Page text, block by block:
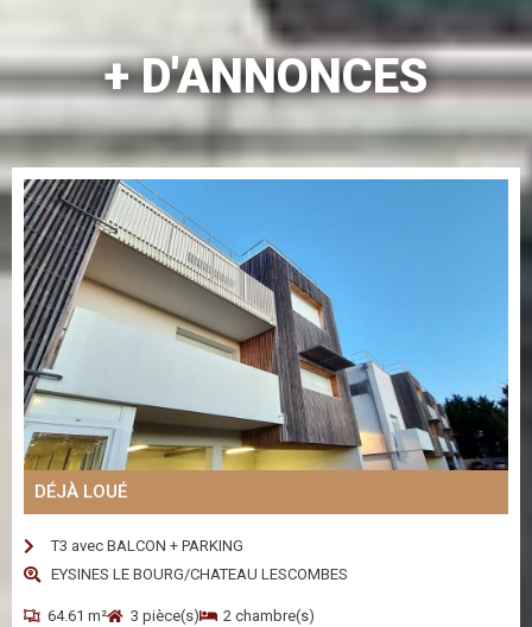
+ D'ANNONCES
DÉJÀ LOUÉ
T3 avec BALCON + PARKING
EYSINES LE BOURG/CHATEAU LESCOMBES
64.61 m² 3 pièce(s) 2 chambre(s)